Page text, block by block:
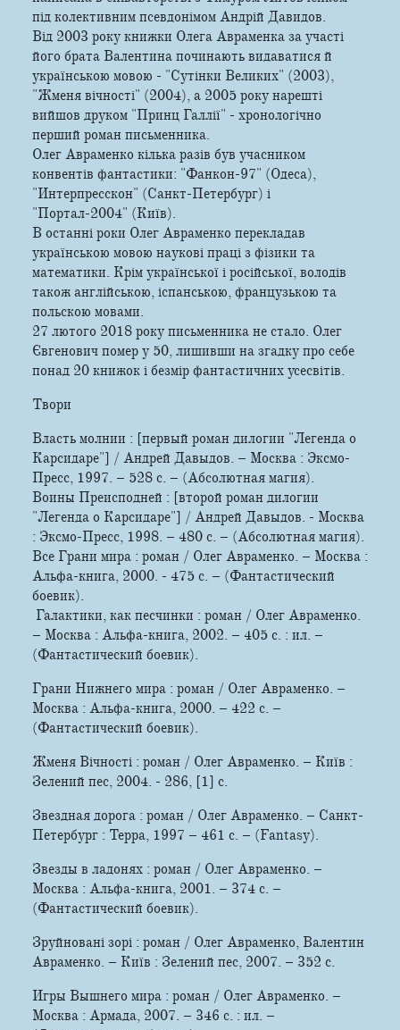
під колективним псевдонімом Андрій Давидов.
Від 2003 року книжки Олега Авраменка за участі
його брата Валентина починають видаватися й
українською мовою - "Сутінки Великих" (2003),
"Жменя вічності" (2004), а 2005 року нарешті
вийшов друком "Принц Галлії" - хронологічно
перший роман письменника.
Олег Авраменко кілька разів був учасником
конвентів фантастики: "Фанкон-97" (Одеса),
"Интерпресскон" (Санкт-Петербург) і
"Портал-2004" (Київ).
В останні роки Олег Авраменко перекладав
українською мовою наукові праці з фізики та
математики. Крім української і російської, володів
також англійською, іспанською, французькою та
польскою мовами.
27 лютого 2018 року письменника не стало. Олег
Євгенович помер у 50, лишивши на згадку про себе
понад 20 книжок і безмір фантастичних усесвітів.
Твори
Власть молнии : [первый роман дилогии "Легенда о
Карсидаре"] / Андрей Давыдов. – Москва : Эксмо-
Пресс, 1997. – 528 с. – (Абсолютная магия).
Воины Преисподней : [второй роман дилогии
"Легенда о Карсидаре"] / Андрей Давыдов. - Москва
: Эксмо-Пресс, 1998. – 480 с. – (Абсолютная магия).
Все Грани мира : роман / Олег Авраменко. – Москва :
Альфа-книга, 2000. ­- 475 с. – (Фантастический
боевик).
Галактики, как песчинки : роман / Олег Авраменко.
– Москва : Альфа-книга, 2002. – 405 с. : ил. –
(Фантастический боевик).
Грани Нижнего мира : роман / Олег Авраменко. –
Москва : Альфа-книга, 2000. – 422 с. –
(Фантастический боевик).
Жменя Вiчностi : роман / Олег Авраменко. – Київ :
Зелений пес, 2004. - 286, [1] с.
Звездная дорога : роман / Олег Авраменко. – Санкт-
Петербург : Терра, 1997 – 461 с. – (Fantasy).
Звезды в ладонях : роман / Олег Авраменко. –
Москва : Альфа-книга, 2001. – 374 с. –
(Фантастический боевик).
Зруйновані зорі : роман / Олег Авраменко, Валентин
Авраменко. – Київ : Зелений пес, 2007. – 352 с.
Игры Вышнего мира : роман / Олег Авраменко. –
Москва : Армада, 2007. – 346 с. : ил. –